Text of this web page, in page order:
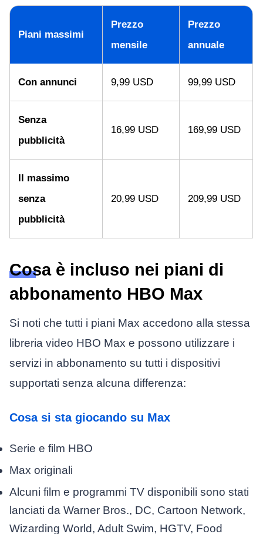
Piani massimi
Prezzo
mensile
Prezzo
annuale
Con annunci 9,99 USD 99,99 USD
Senza
pubblicità
16,99 USD 169,99 USD
Il massimo
senza
pubblicità
20,99 USD 209,99 USD
Cosa è incluso nei piani di
abbonamento HBO Max
Si noti che tutti i piani Max accedono alla stessa
libreria video HBO Max e possono utilizzare i
servizi in abbonamento su tutti i dispositivi
supportati senza alcuna differenza:
Cosa si sta giocando su Max
Serie e film HBO
Max originali
Alcuni film e programmi TV disponibili sono stati
lanciati da Warner Bros., DC, Cartoon Network,
Wizarding World, Adult Swim, HGTV, Food